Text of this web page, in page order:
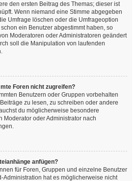
den ersten Beitrag des Themas; dieser ist
Wenn niemand eine Stimme abgegeben
Umfrage löschen oder die Umfrageoption
ein Benutzer abgestimmt haben, so
Moderatoren oder Administratoren geändert
soll die Manipulation von laufenden
Foren nicht zugreifen?
Benutzern oder Gruppen vorbehalten
zu lesen, zu schreiben oder andere
du möglicherweise besondere
Moderator oder Administrator nach
anfügen?
für Foren, Gruppen und einzelne Benutzer
Administration hat es möglicherweise nicht